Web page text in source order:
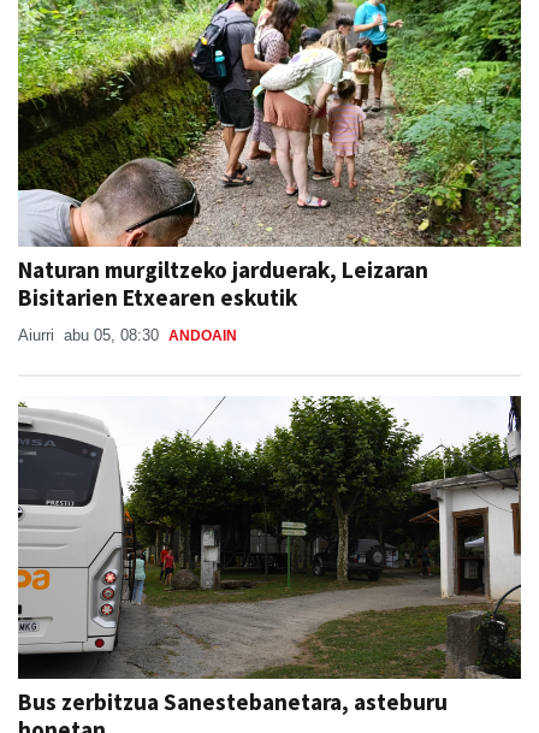
Naturan murgiltzeko jarduerak, Leizaran
Bisitarien Etxearen eskutik
Aiurri abu 05, 08:30 ANDOAIN
Bus zerbitzua Sanestebanetara, asteburu